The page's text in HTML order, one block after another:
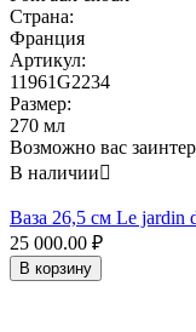
Страна:
Франция
Артикул:
11961G2234
Размер:
270 мл
Возможно вас
В наличии
Ваза 26,5 см Le jardin
25 000.00 ₽
В корзину